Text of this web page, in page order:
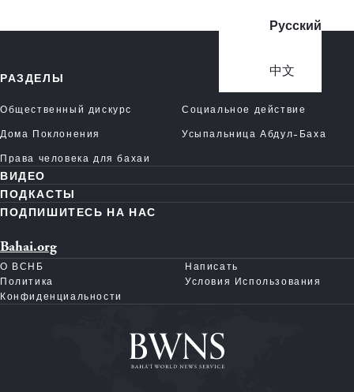
Русский
中文
РАЗДЕЛЫ
Общественный дискурс
Социальное действие
Дома Поклонения
Усыпальница Абдул-Баха
Права человека для бахаи
ВИДЕО
ПОДКАСТЫ
ПОДПИШИТЕСЬ НА НАС
Bahai.org
О ВСНБ
Написать
Политика
Конфиденциальности
Условия Использования